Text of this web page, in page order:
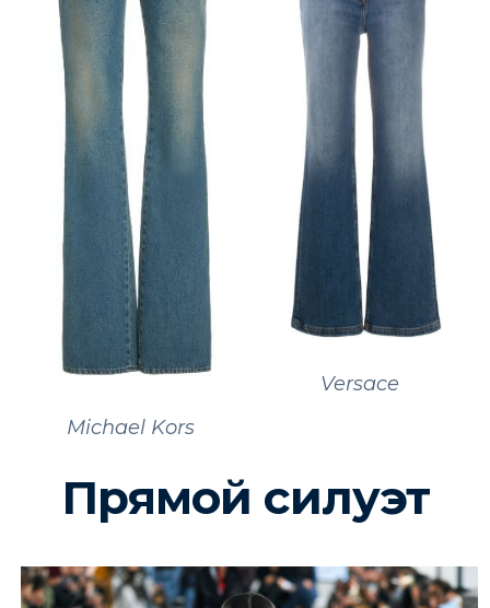
Michael Kors
Versace
Прямой силуэт